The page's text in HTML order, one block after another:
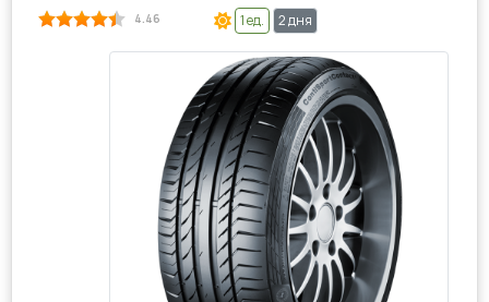
4.46 1 ед. 2 дня